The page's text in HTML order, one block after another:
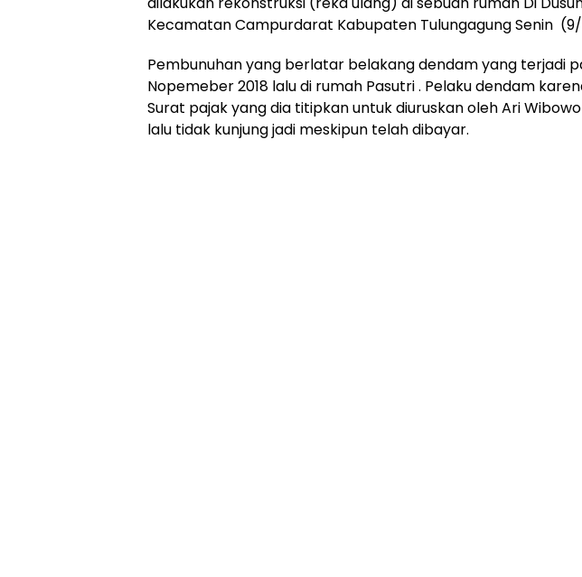
Kecamatan Campurdarat Kabupaten Tulungagung Senin (9/
Pembunuhan yang berlatar belakang dendam yang terjadi
Nopemeber 2018 lalu di rumah Pasutri . Pelaku dendam
Surat pajak yang dia titipkan untuk diuruskan oleh Ari
lalu tidak kunjung jadi meskipun telah dibayar.